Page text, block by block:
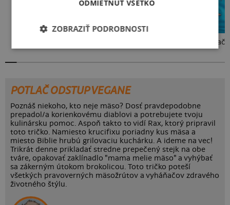
Bez potlače
POTLAČ ODSTUP VEGANE
Poznáš niekoho, kto neje mäso? Dosť pravdepodobne
prepadol/a korienkovému diablovi a potrebujete tvoju
kulinársku pomoc. Aspoň takto to vidí Rax, ktorý pripravil
toto tričko. Namiesto krucifixu poriadny kus mäsa a
miesto Biblie hrubú grilovaciu kuchárku. A ideme na vec!
Trikrát denne prikladať stredne prepečený stejk na obe
tváre, opakovať zaklínadlo "mama melie mäso" a vyhýbať
sa zákerným útokom brokolicou. Toto tričko poteší
všetkých pravoverných mäsožrútov a vyháňačov zdravého
životného štýlu.
ODMIETNUŤ VŠETKO
ZOBRAZIŤ PODROBNOSTI